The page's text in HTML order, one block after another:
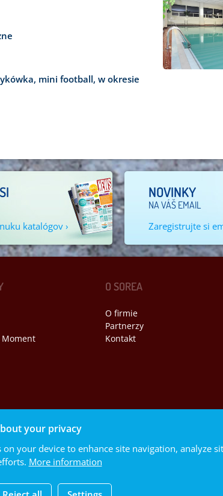
mini football, w okresie
katalógov ›
NOVINKY
NA VÁŠ EMAIL
Zaregistrujte si
O SOREA
O firmie
Partnerzy
Kontakt
your privacy
your device to enhance site navigation, analyze
More information